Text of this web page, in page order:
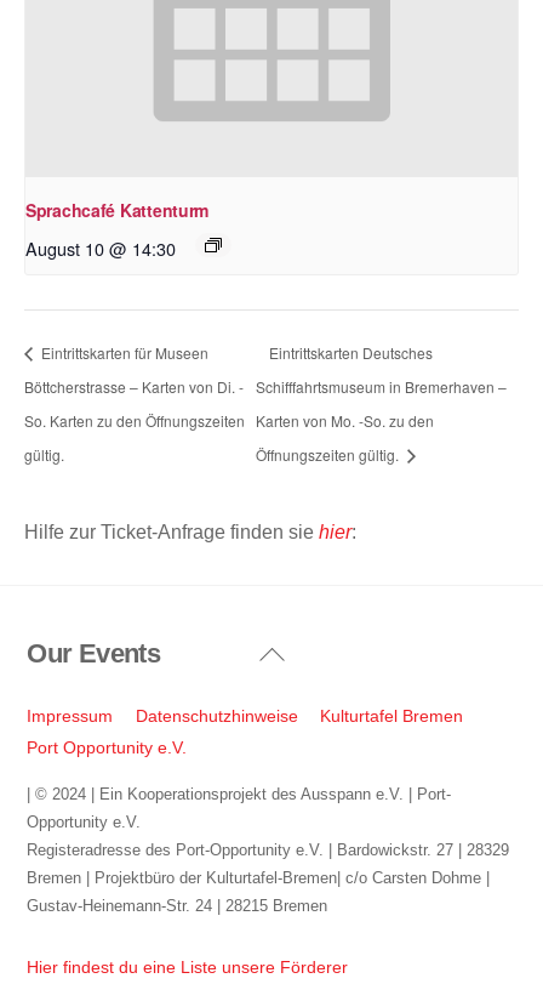
Sprachcafé Kattenturm
August 10 @ 14:30
Eintrittskarten für Museen
Böttcherstrasse – Karten von Di. -
So. Karten zu den Öffnungszeiten
gültig.
Eintrittskarten Deutsches
Schifffahrtsmuseum in Bremerhaven –
Karten von Mo. -So. zu den
Öffnungszeiten gültig.
Hilfe zur Ticket-Anfrage finden sie hier:
Back
Top
Our Events
Impressum Datenschutzhinweise
Kulturtafel Bremen
Port Opportunity e.V.
| © 2024 | Ein Kooperationsprojekt des Ausspann e.V. | Port-
Opportunity e.V.
Registeradresse des Port-Opportunity e.V. | Bardowickstr. 27 | 28329
Bremen | Projektbüro der Kulturtafel-Bremen| c/o Carsten Dohme |
Gustav-Heinemann-Str. 24 | 28215 Bremen
Hier findest du eine Liste unsere Förderer